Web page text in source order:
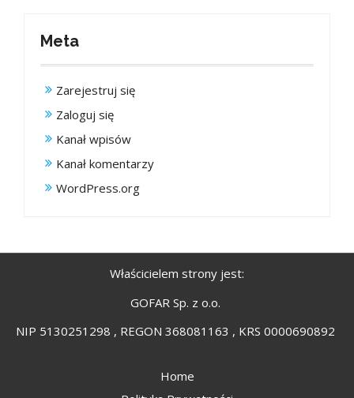
Meta
Zarejestruj się
Zaloguj się
Kanał wpisów
Kanał komentarzy
WordPress.org
Właścicielem strony jest:
GOFAR Sp. z o.o.
NIP 5130251298 , REGON 368081163 , KRS 0000690892
Home